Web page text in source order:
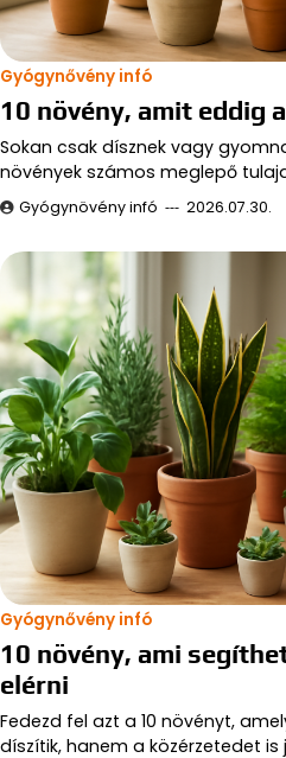
Gyógynővény infó
10 növény, amit eddig
Sokan csak dísznek vagy
növények számos meglepő
Gyógynövény infó 2026.07.30.
Gyógynővény infó
10 növény, ami
elérni
Fedezd fel azt a 10 növényt,
díszítik, hanem a közérzetedet